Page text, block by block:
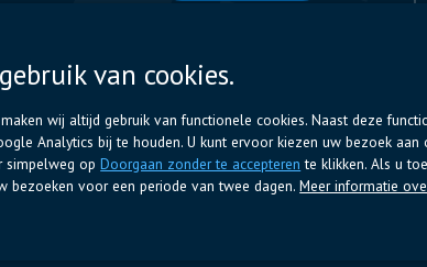
7 - 2030 Antwerpen
544 70 66 (BE) ne@nijkerk.be
van cookies.
wij altijd gebruik van functionele cookies. Naast deze
Analytics bij te houden. U kunt ervoor kiezen uw bezoek
simpelweg opDoorgaan zonder te accepteren te klikken. Als u
bezoeken voor een periode van twee dagen.Meer informatie